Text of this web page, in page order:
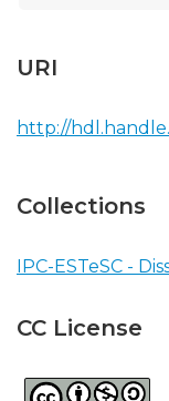
URI
http://
Collections
IPC-ESTeSC -
CC License